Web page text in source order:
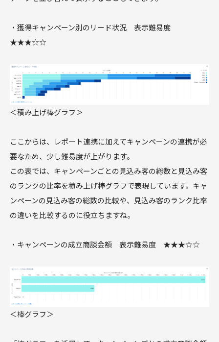
・獲得キャンペーン別のリード状況 表示難易度
★★★☆☆
＜積み上げ棒グラフ＞
ここからは、レポート連携に加えてキャンペーンの連携が必
要なため、少し難易度が上がります。
この表では、キャンペーンごとの見込み客の総数と見込み客
のランクの比率を積み上げ棒グラフで表現しています。キャ
ンペーンの見込み客の総数の比較や、見込み客のランク比率
の違いを比較するのに役立ちますね。
・キャンペーンの成立商談金額 表示難易度 ★★★☆☆
＜棒グラフ＞